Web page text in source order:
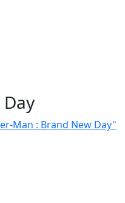
Man : Brand New Day"